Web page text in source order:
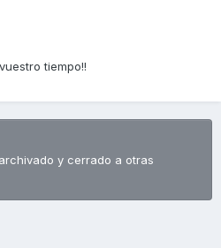
tiempo!!
y cerrado a otras